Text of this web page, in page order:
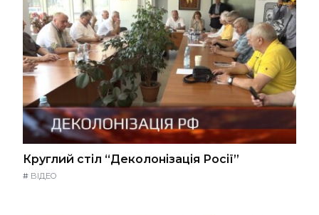
Круглий стіл “Деколонізація Росії”
# ВІДЕО